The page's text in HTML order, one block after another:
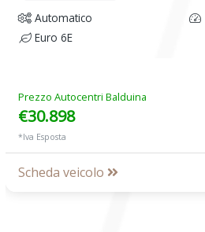
Automatico
Euro 6E
Prezzo Autocentri Balduina
€30.898
*Iva Esposta
Scheda veicolo